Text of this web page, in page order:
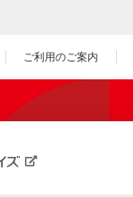
ご利用のご案内